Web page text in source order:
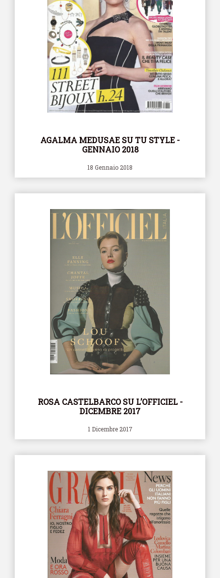
AGALMA MEDUSAE SU TU STYLE -
GENNAIO 2018
18 Gennaio 2018
ROSA CASTELBARCO SU L’OFFICIEL -
DICEMBRE 2017
1 Dicembre 2017